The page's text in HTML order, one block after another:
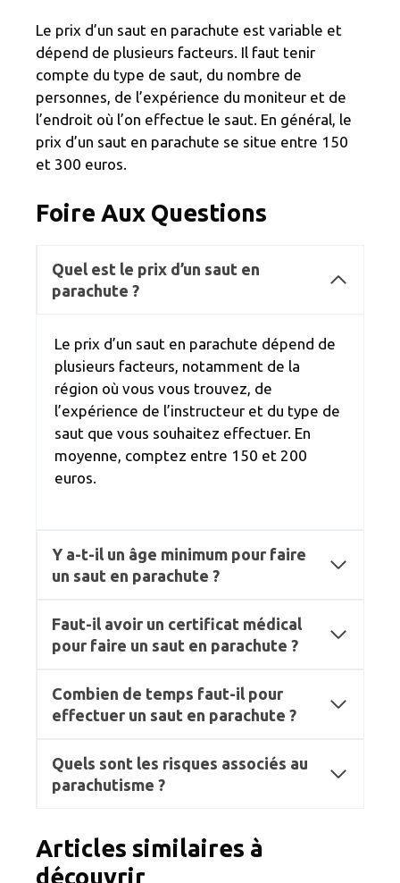
Le prix d’un saut en parachute est variable et
dépend de plusieurs facteurs. Il faut tenir
compte du type de saut, du nombre de
personnes, de l’expérience du moniteur et de
l’endroit où l’on effectue le saut. En général, le
prix d’un saut en parachute se situe entre 150
et 300 euros.
Foire Aux Questions
Quel est le prix d’un saut en
parachute ?
Le prix d’un saut en parachute dépend de
plusieurs facteurs, notamment de la
région où vous vous trouvez, de
l’expérience de l’instructeur et du type de
saut que vous souhaitez effectuer. En
moyenne, comptez entre 150 et 200
euros.
Y a-t-il un âge minimum pour faire
un saut en parachute ?
Faut-il avoir un certificat médical
pour faire un saut en parachute ?
Combien de temps faut-il pour
effectuer un saut en parachute ?
Quels sont les risques associés au
parachutisme ?
Articles similaires à
découvrir